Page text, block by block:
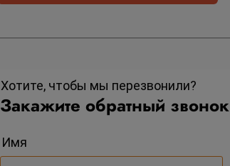
Хотите, чтобы мы перезвонили?
Закажите обратный звонок
Имя